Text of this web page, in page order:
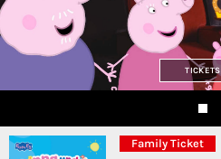
TICKETS
Family Ticket